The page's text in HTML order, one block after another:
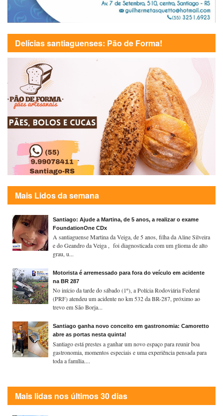
Delícias santiaguenses: Pão de Forma!
Mais Lidos da semana
Santiago: Ajude a Martina, de 5 anos, a realizar o exame
FoundationOne CDx
A santiaguense Martina da Veiga, de 5 anos, filha da Aline Silveira
e do Geandro da Veiga , foi diagnosticada com um glioma de alto
grau, u...
Motorista é arremessado para fora do veículo em acidente
na BR 287
No início da tarde do sábado (1º), a Polícia Rodoviária Federal
(PRF) atendeu um acidente no km 532 da BR-287, próximo ao
trevo em São Borja...
Santiago ganha novo conceito em gastronomia: Camoretto
abre as portas nesta quinta!
Santiago está prestes a ganhar um novo espaço para reunir boa
gastronomia, momentos especiais e uma experiência pensada para
toda a família....
Mais lidas nos últimos 30 dias